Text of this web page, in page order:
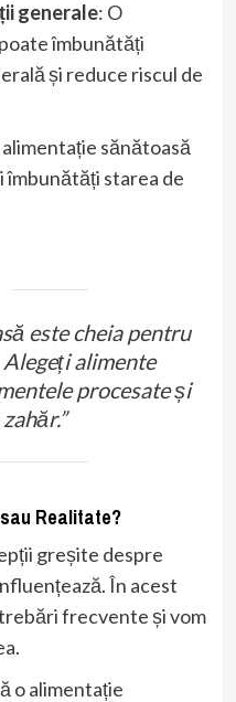
generale: O
îmbunătăți
și reduce riscul de
alimentație sănătoasă
starea de
este cheia pentru
alimente
procesate și
Realitate?
greșite despre
În acest
frecvente și vom
o alimentație